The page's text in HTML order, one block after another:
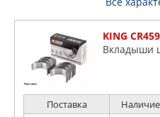
KING
Вкладыши
Поставка Наличие